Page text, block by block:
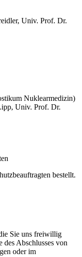
Univ. Prof. Dr.
Nuklearmedizin)
Univ. Prof. Dr.
bestellt.
Sie uns freiwillig
des Abschlusses von
oder im